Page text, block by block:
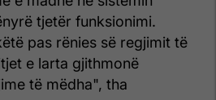
tjetër funksionimi.
pas rënies së regjimit të
e larta gjithmonë
të mëdha", tha